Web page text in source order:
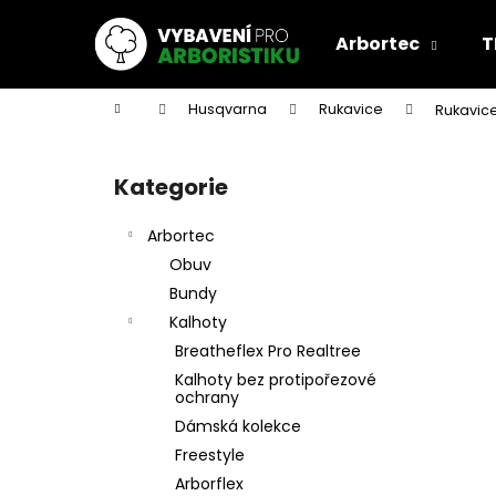
Arbortec
Domů Husqvarna Rukavice
Přeskočit
kategorie
Kategorie
Arbortec
Obuv
Bundy
Kalhoty
Breatheflex Pro Realtree
Kalhoty bez protipořezové
ochrany
Dámská kolekce
Freestyle
Arborflex
í
Zpět
do
Zpět
do